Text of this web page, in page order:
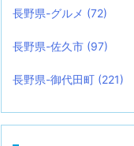
長野県-グルメ (72)
長野県-佐久市 (97)
長野県-御代田町 (221)